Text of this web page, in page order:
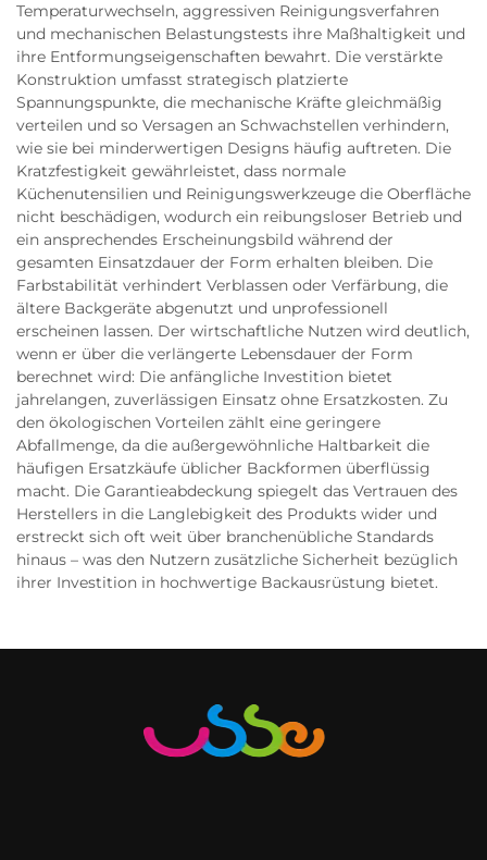
Temperaturwechseln, aggressiven Reinigungsverfahren
und mechanischen Belastungstests ihre Maßhaltigkeit und
ihre Entformungseigenschaften bewahrt. Die verstärkte
Konstruktion umfasst strategisch platzierte
Spannungspunkte, die mechanische Kräfte gleichmäßig
verteilen und so Versagen an Schwachstellen verhindern,
wie sie bei minderwertigen Designs häufig auftreten. Die
Kratzfestigkeit gewährleistet, dass normale
Küchenutensilien und Reinigungswerkzeuge die Oberfläche
nicht beschädigen, wodurch ein reibungsloser Betrieb und
ein ansprechendes Erscheinungsbild während der
gesamten Einsatzdauer der Form erhalten bleiben. Die
Farbstabilität verhindert Verblassen oder Verfärbung, die
ältere Backgeräte abgenutzt und unprofessionell
erscheinen lassen. Der wirtschaftliche Nutzen wird deutlich,
wenn er über die verlängerte Lebensdauer der Form
berechnet wird: Die anfängliche Investition bietet
jahrelangen, zuverlässigen Einsatz ohne Ersatzkosten. Zu
den ökologischen Vorteilen zählt eine geringere
Abfallmenge, da die außergewöhnliche Haltbarkeit die
häufigen Ersatzkäufe üblicher Backformen überflüssig
macht. Die Garantieabdeckung spiegelt das Vertrauen des
Herstellers in die Langlebigkeit des Produkts wider und
erstreckt sich oft weit über branchenübliche Standards
hinaus – was den Nutzern zusätzliche Sicherheit bezüglich
ihrer Investition in hochwertige Backausrüstung bietet.